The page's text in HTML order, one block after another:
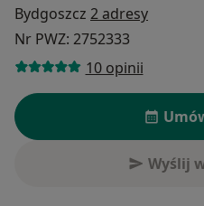
Bydgoszcz 2 adresy
Nr PWZ: 2752333
10 opinii
Wyślij